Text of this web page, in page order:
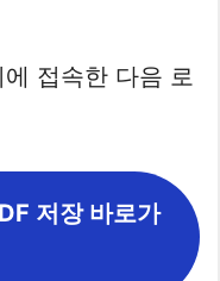
접속한 다음 로
저장 바로가